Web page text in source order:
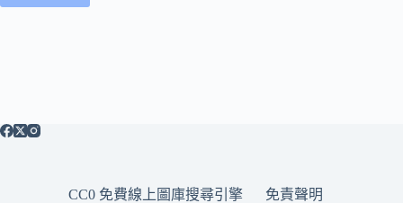
CC0 免費線上圖庫搜尋引擎
免責聲明